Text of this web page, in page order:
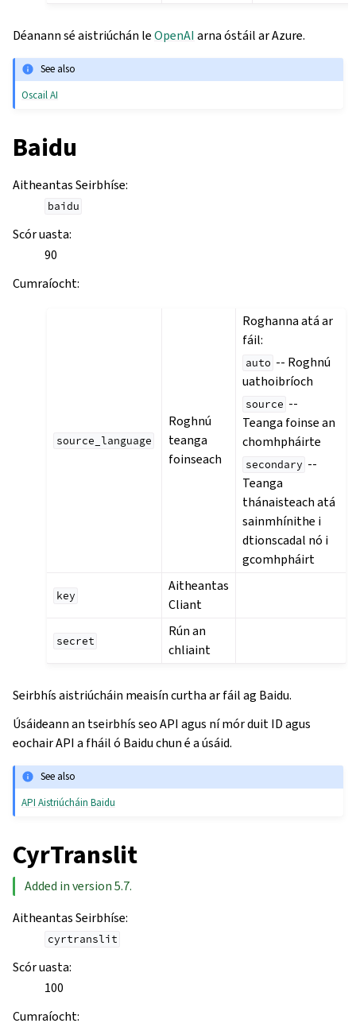
Déanann sé aistriúchán leOpenAI arna óstáil ar Azure.
See also
Oscail AI
Baidu
Aitheantas Seirbhíse:
baidu
Scór uasta:
90
Cumraíocht:
source_language
Roghnú
teanga
foinseach
Roghanna atá ar
fáil:
auto -- Roghnú
uathoibríoch
source --
Teanga foinse an
chomhpháirte
secondary --
Teanga
thánaisteach atá
sainmhínithe i
dtionscadal nó i
gcomhpháirt
key
Aitheantas
Cliant
secret
Rún an
chliaint
Seirbhís aistriúcháin meaisín curtha ar fáil ag Baidu.
Úsáideann an tseirbhís seo API agus ní mór duit ID agus
eochair API a fháil ó Baidu chun é a úsáid.
See also
API Aistriúcháin Baidu
CyrTranslit
Added in version 5.7.
Aitheantas Seirbhíse:
cyrtranslit
Scór uasta:
100
Cumraíocht: